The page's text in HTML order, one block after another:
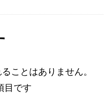
ことはありません。
目です